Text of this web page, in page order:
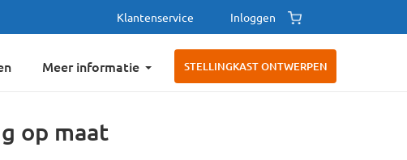
Klantenservice Inloggen
Meer informatie STELLINGKAST ONTWERPEN
op maat